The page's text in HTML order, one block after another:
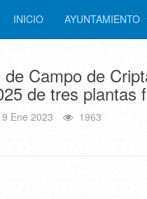
INICIO AYUNTAMIENTO
Campo de
de tres plantas
Ene 2023 1963